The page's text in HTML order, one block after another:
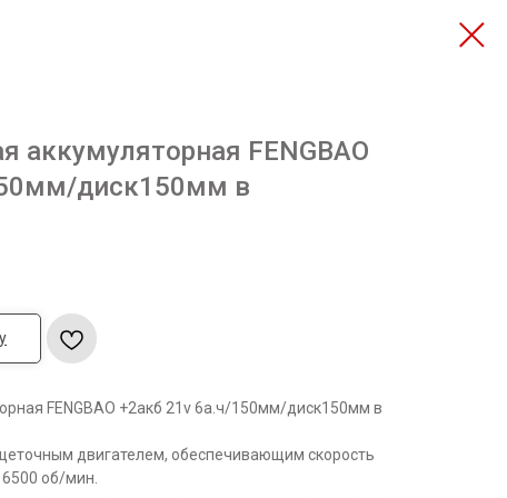
аккумуляторная FENGBAO
диск150мм в
FENGBAO +2акб 21v 6а.ч/150мм/диск150мм в
двигателем, обеспечивающим скорость
об/мин.